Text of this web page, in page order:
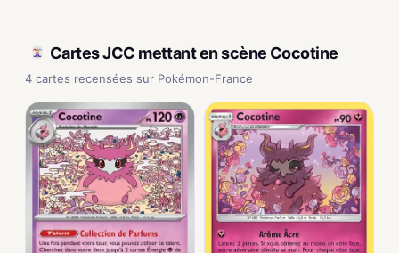
Cartes JCC mettant en scène Cocotine
4 cartes recensées sur Pokémon-France